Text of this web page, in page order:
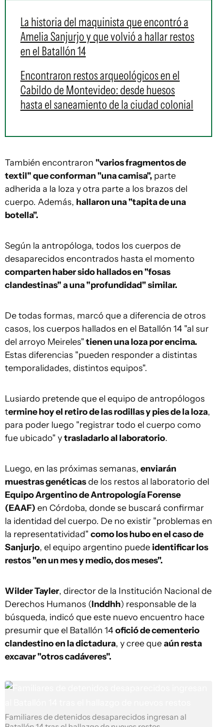
La historia del maquinista que encontró a
Amelia Sanjurjo y que volvió a hallar restos
en el Batallón 14
Encontraron restos arqueológicos en el
Cabildo de Montevideo: desde huesos
hasta el saneamiento de la ciudad colonial
También encontraron "varios fragmentos de
textil" que conforman "una camisa", parte
adherida a la loza y otra parte a los brazos del
cuerpo. Además, hallaron una "tapita de una
botella".
Según la antropóloga, todos los cuerpos de
desaparecidos encontrados hasta el momento
comparten haber sido hallados en "fosas
clandestinas" a una "profundidad" similar.
De todas formas, marcó que a diferencia de otros
casos, los cuerpos hallados en el Batallón 14 "al sur
del arroyo Meireles"tienen una loza por encima.
Estas diferencias "pueden responder a distintas
temporalidades, distintos equipos".
Lusiardo pretende que el equipo de antropólogos
termine hoy el retiro de las rodillas y pies de la loza,
para poder luego "registrar todo el cuerpo como
fue ubicado" ytrasladarlo al laboratorio.
Luego, en las próximas semanas, enviarán
muestras genéticasde los restos al laboratorio del
Equipo Argentino de Antropología Forense
(EAAF) en Córdoba, donde se buscará confirmar
la identidad del cuerpo. De no existir "problemas en
la representatividad" como los hubo en el caso de
Sanjurjo, el equipo argentino puede identificar los
restos "en un mes y medio, dos meses".
Wilder Tayler, director de la Institución Nacional de
Derechos Humanos (Inddhh) responsable de la
búsqueda, indicó que este nuevo encuentro hace
presumir que el Batallón 14ofició de cementerio
clandestino en la dictadura, y cree queaún resta
excavar "otros cadáveres".
Familiares de detenidos desaparecidos ingresan al